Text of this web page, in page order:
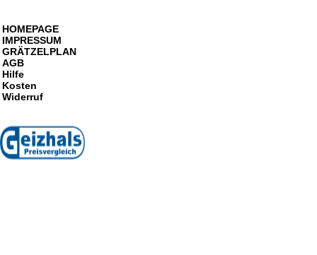
HOMEPAGE
IMPRESSUM
GRÄTZELPLAN
AGB
Hilfe
Kosten
Widerruf